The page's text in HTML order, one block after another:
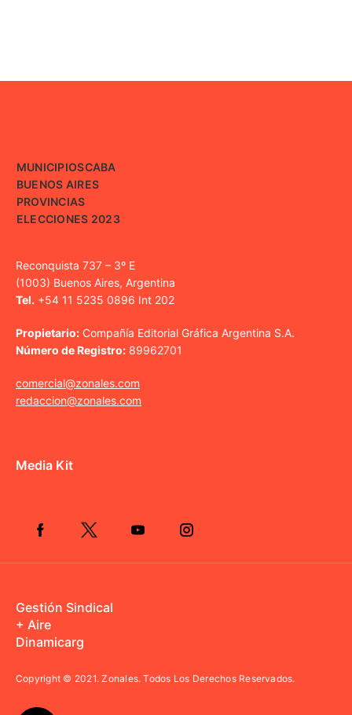
MUNICIPIOSCABA
BUENOS AIRES
PROVINCIAS
ELECCIONES 2023
Reconquista 737 – 3º E
(1003) Buenos Aires, Argentina
Tel. +54 11 5235 0896 Int 202
Propietario: Compañía Editorial Gráfica Argentina S.A.
Número de Registro: 89962701
comercial@zonales.com
redaccion@zonales.com
Media Kit
Gestión Sindical
+ Aire
Dinamicarg
Copyright © 2021.Zonales. Todos Los Derechos Reservados.